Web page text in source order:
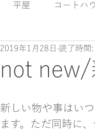
平屋 コートハ
料理 コスト
not
2019年1月28日 読了時間
新しい物や事はい
ます。ただ同時に